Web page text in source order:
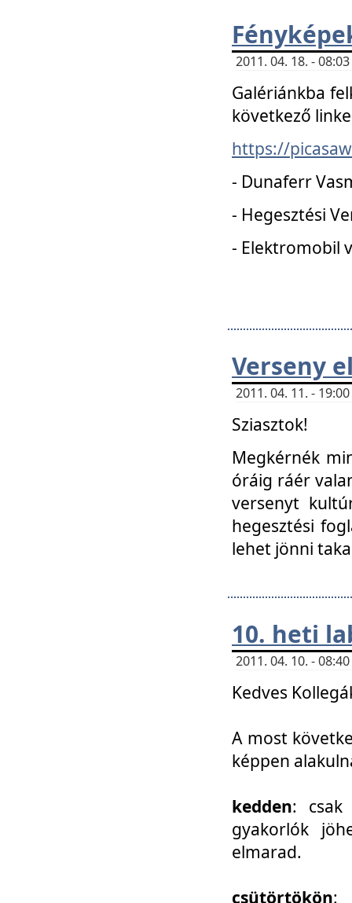
2011. 04. 18. -
Galériánkba
következő
https://
- Dunaferr
- Hegesztési
- Elektromobil
Verseny
2011. 04. 11. -
Sziasztok!
Megkérnék
óráig ráér
versenyt
hegesztési
lehet jönni
10. heti
2011. 04. 10. -
Kedves
A most
képpen
kedden: csak
gyakorlók
elmarad.
csütörtökön: